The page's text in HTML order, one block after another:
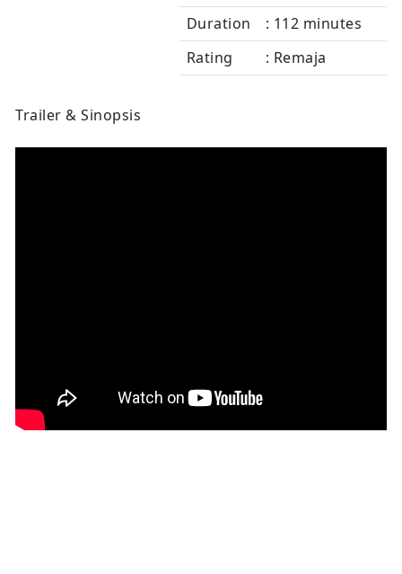
Duration
: 112 minutes
Rating
: Remaja
Trailer & Sinopsis